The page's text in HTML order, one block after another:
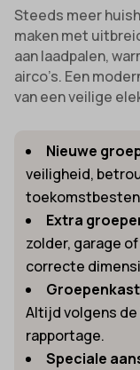
Steeds meer
maken met
aan laadpalen,
airco’s. Een
van een veilige
Nieuwe
veiligheid,
Extra
zolder, garage
correcte
Altijd volgens
rapportage.
Speciale